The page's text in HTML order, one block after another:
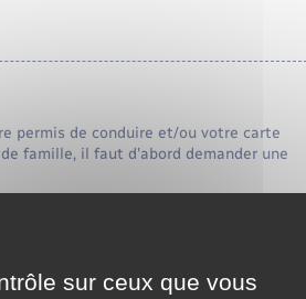
permis de conduire et/ou votre carte
famille, il faut d'abord demander une
:
a>
sur ceux que vous